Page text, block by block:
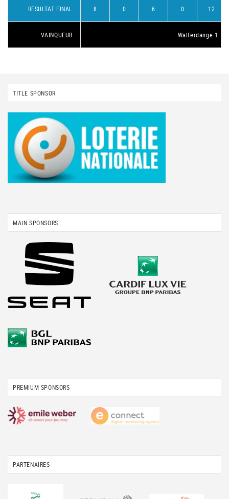
RÉSULTAT FINAL 8 0 6 0 12
VAINQUEUR Walferdange 1
TITLE SPONSOR
MAIN SPONSORS
PREMIUM SPONSORS
PARTENAIRES